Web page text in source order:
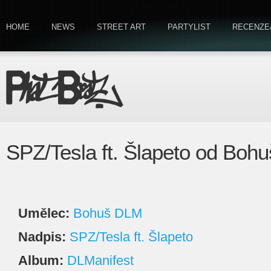
HOME NEWS STREET ART PARTYLIST
SPZ/Tesla ft. Šlapeto od
Umělec: Bohuš DLM
Nadpis: SPZ/Tesla ft. Šlapeto
Album: DLManifest